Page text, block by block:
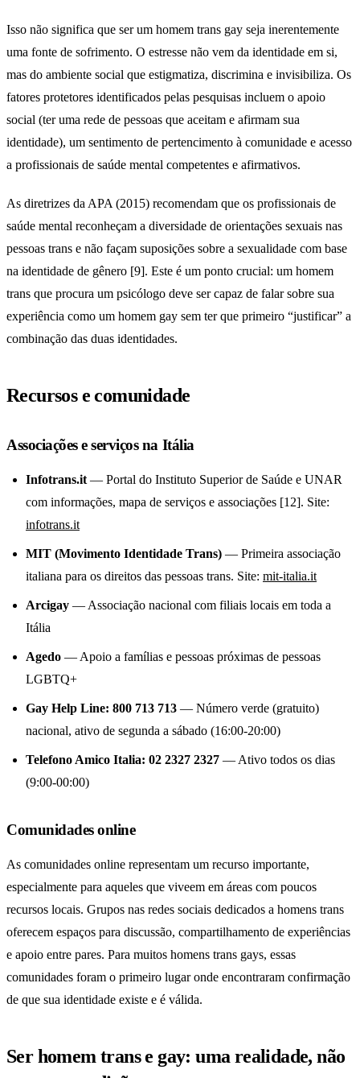
Isso não significa que ser um homem trans gay seja inerentemente
uma fonte de sofrimento. O estresse não vem da identidade em si,
mas do ambiente social que estigmatiza, discrimina e invisibiliza. Os
fatores protetores identificados pelas pesquisas incluem o apoio
social (ter uma rede de pessoas que aceitam e afirmam sua
identidade), um sentimento de pertencimento à comunidade e acesso
a profissionais de saúde mental competentes e afirmativos.
As diretrizes da APA (2015) recomendam que os profissionais de
saúde mental reconheçam a diversidade de orientações sexuais nas
pessoas trans e não façam suposições sobre a sexualidade com base
na identidade de gênero [9]. Este é um ponto crucial: um homem
trans que procura um psicólogo deve ser capaz de falar sobre sua
experiência como um homem gay sem ter que primeiro “justificar” a
combinação das duas identidades.
Recursos e comunidade
Associações e serviços na Itália
Infotrans.it — Portal do Instituto Superior de Saúde e UNAR
com informações, mapa de serviços e associações [12]. Site:
infotrans.it
MIT (Movimento Identidade Trans) — Primeira associação
italiana para os direitos das pessoas trans. Site: mit-italia.it
Arcigay — Associação nacional com filiais locais em toda a
Itália
Agedo — Apoio a famílias e pessoas próximas de pessoas
LGBTQ+
Gay Help Line: 800 713 713 — Número verde (gratuito)
nacional, ativo de segunda a sábado (16:00-20:00)
Telefono Amico Italia: 02 2327 2327 — Ativo todos os dias
(9:00-00:00)
Comunidades online
As comunidades online representam um recurso importante,
especialmente para aqueles que viveem em áreas com poucos
recursos locais. Grupos nas redes sociais dedicados a homens trans
oferecem espaços para discussão, compartilhamento de experiências
e apoio entre pares. Para muitos homens trans gays, essas
comunidades foram o primeiro lugar onde encontraram confirmação
de que sua identidade existe e é válida.
Ser homem trans e gay: uma realidade, não